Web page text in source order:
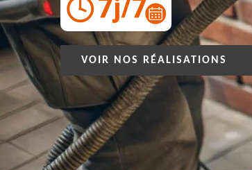
VOIR NOS RÉALISATIONS